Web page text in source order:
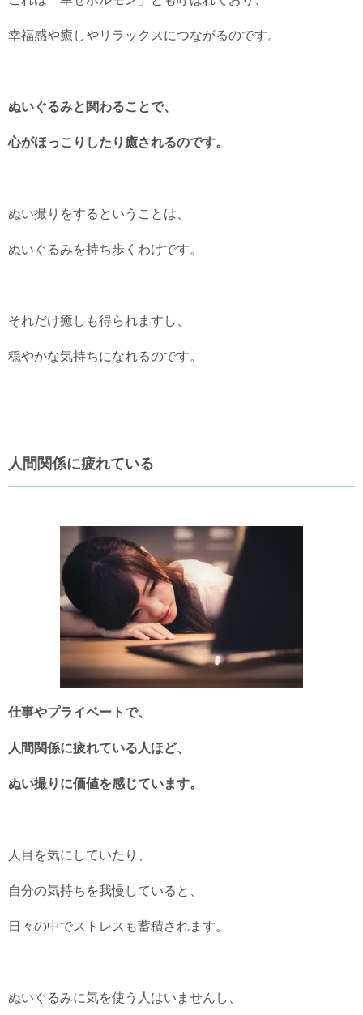
幸福感や癒しやリラックスにつながるのです。
ぬいぐるみと関わることで、
心がほっこりしたり癒されるのです。
ぬい撮りをするということは、
ぬいぐるみを持ち歩くわけです。
それだけ癒しも得られますし、
穏やかな気持ちになれるのです。
人間関係に疲れている
仕事やプライベートで、
人間関係に疲れている人ほど、
ぬい撮りに価値を感じています。
人目を気にしていたり、
自分の気持ちを我慢していると、
日々の中でストレスも蓄積されます。
ぬいぐるみに気を使う人はいませんし、